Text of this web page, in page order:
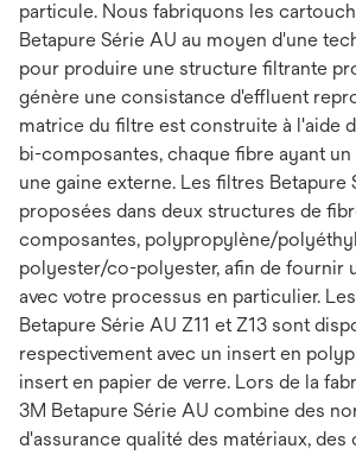
particule. Nous fabriquons les
Betapure Série AU au moyen d'une
pour produire une structure filtrante
génère une consistance d'effluent
matrice du filtre est construite à l'aide
bi-composantes, chaque fibre ayant
une gaine externe. Les filtres Betapure
proposées dans deux structures de
composantes, polypropylène/
polyester/co-polyester, afin de fournir
avec votre processus en particulier.
Betapure Série AU Z11 et Z13 sont
respectivement avec un insert en
insert en papier de verre. Lors de la
3M Betapure Série AU combine des
d'assurance qualité des matériaux, des